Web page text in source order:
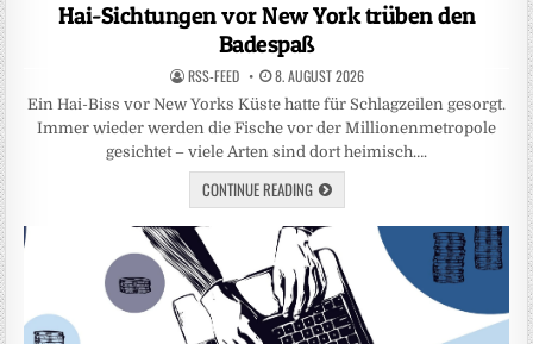
Hai-Sichtungen vor New York trüben den
Badespaß
RSS-FEED 8. AUGUST 2026
Ein Hai-Biss vor New Yorks Küste hatte für Schlagzeilen gesorgt.
Immer wieder werden die Fische vor der Millionenmetropole
gesichtet – viele Arten sind dort heimisch….
CONTINUE READING